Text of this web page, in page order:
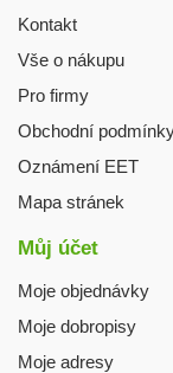
Kontakt
Vše o nákupu
Pro firmy
Obchodní
Oznámení EET
Mapa stránek
Můj účet
Moje objednávky
Moje dobropisy
Moje adresy